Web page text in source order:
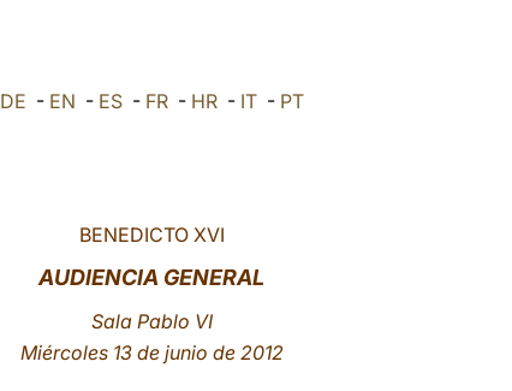
DE - EN - ES- FR- HR- IT- PT
BENEDICTO XVI
AUDIENCIA GENERAL
Sala Pablo VI
Miércoles 13 de junio de 2012